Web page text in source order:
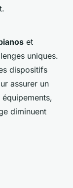
et
uniques.
dispositifs
assurer un
diminuent